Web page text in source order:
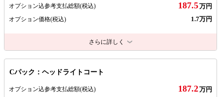
オプション込参考支払総額(税込) 187.5万円
オプション価格(税込) 1.7万円
さらに詳しく
Cパック：ヘッドライトコート
オプション込参考支払総額(税込) 187.2万円